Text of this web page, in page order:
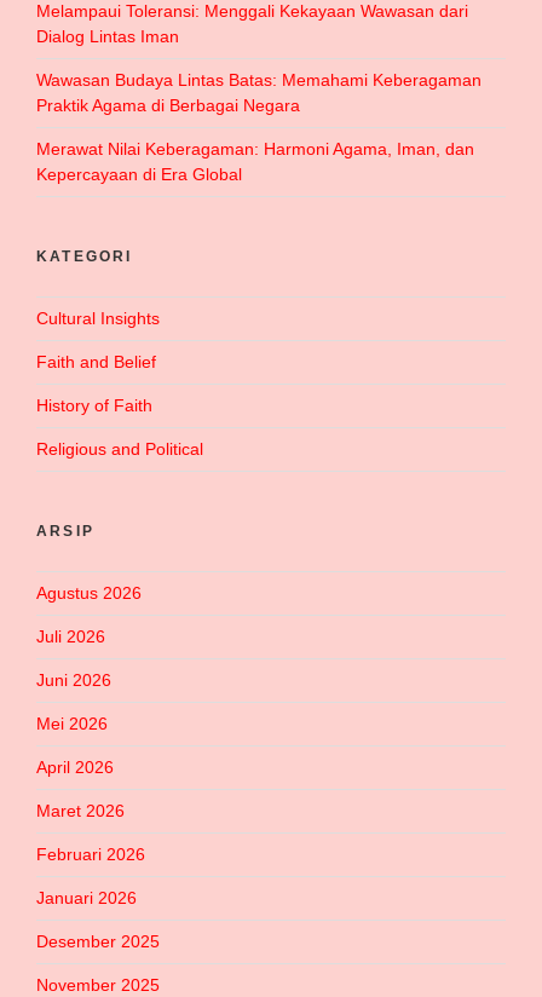
Melampaui Toleransi: Menggali Kekayaan Wawasan dari
Dialog Lintas Iman
Wawasan Budaya Lintas Batas: Memahami Keberagaman
Praktik Agama di Berbagai Negara
Merawat Nilai Keberagaman: Harmoni Agama, Iman, dan
Kepercayaan di Era Global
KATEGORI
Cultural Insights
Faith and Belief
History of Faith
Religious and Political
ARSIP
Agustus 2026
Juli 2026
Juni 2026
Mei 2026
April 2026
Maret 2026
Februari 2026
Januari 2026
Desember 2025
November 2025